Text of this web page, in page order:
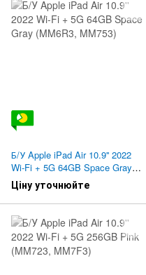
Б/У Apple iPad Air 10.9'' 2022
Wi-Fi + 5G 64GB Space Gray
(MM6R3, MM753)
Ціну уточнюйте